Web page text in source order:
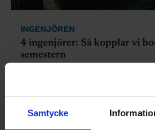
Samtycke
INGENJÖREN
4 ingenjörer: Så kopplar vi
semestern